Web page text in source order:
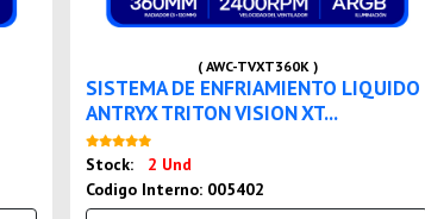
( AWC-TVXT360K )
SISTEMA DE ENFRIAMIENTO LIQUIDO
ANTRYX TRITON VISION XT...
Stock:
2 Und
Codigo Interno: 005402